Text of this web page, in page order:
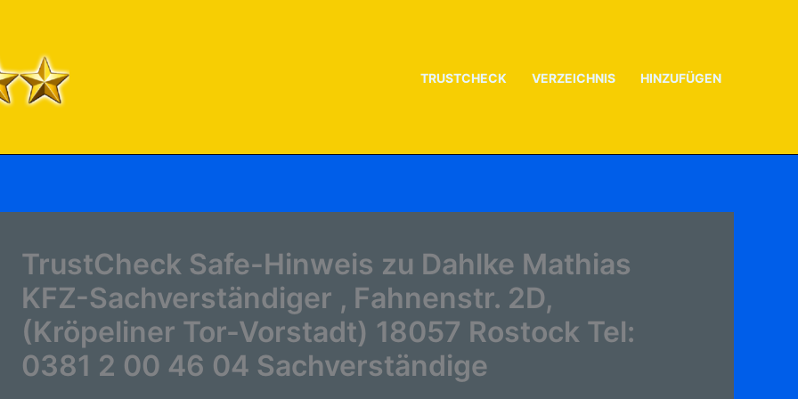
TRUSTCHECK VERZEICHNIS HINZUFÜGEN
TrustCheck Safe-Hinweis zu Dahlke Mathias
KFZ-Sachverständiger , Fahnenstr. 2D,
(Kröpeliner Tor-Vorstadt) 18057 Rostock Tel:
0381 2 00 46 04 Sachverständige